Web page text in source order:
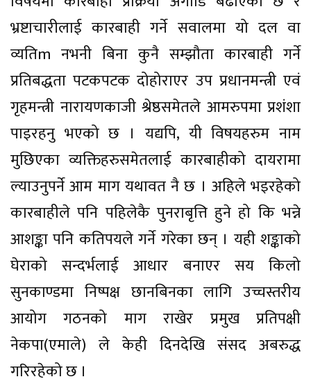
भ्रष्टाचारीलाई कारबाही गर्ने सवालमा यो दल वा
व्यतिm नभनी बिना कुनै सम्झौता कारबाही गर्ने
प्रतिबद्धता पटकपटक दोहोराएर उप प्रधानमन्त्री एवं
गृहमन्त्री नारायणकाजी श्रेष्ठसमेतले आमरुपमा प्रशंशा
पाइरहनु भएको छ । यद्यपि, यी विषयहरुम नाम
मुछिएका व्यक्तिहरुसमेतलाई कारबाहीको दायरामा
ल्याउनुपर्ने आम माग यथावत नै छ । अहिले भइरहेको
कारबाहीले पनि पहिलेकै पुनराबृत्ति हुने हो कि भन्ने
आशङ्का पनि कतिपयले गर्ने गरेका छन् । यही शङ्काको
घेराको सन्दर्भलाई आधार बनाएर सय किलो
सुनकाण्डमा निष्पक्ष छानबिनका लागि उच्चस्तरीय
आयोग गठनको माग राखेर प्रमुख प्रतिपक्षी
नेकपा(एमाले) ले केही दिनदेखि संसद अबरुद्ध
गरिरहेको छ ।